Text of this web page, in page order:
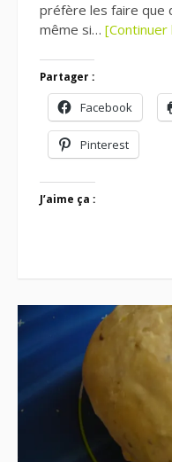
préfère les faire que
même si… [Continuer
Partager :
Facebook
Pinterest
J’aime ça :